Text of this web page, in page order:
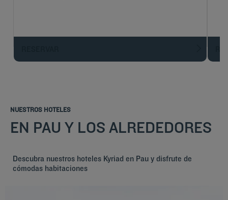
NUESTROS HOTELES
EN PAU Y LOS ALREDEDORES
Descubra nuestros hoteles Kyriad en Pau y disfrute de
cómodas habitaciones